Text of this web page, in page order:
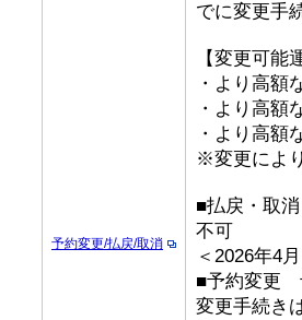
予約変更/払戻/取消
でに変更手
【変更可能
・より高額
・より高額
・より高額
※変更によ
■払戻・取消
不可
＜2026年4
■予約変更
変更手続き